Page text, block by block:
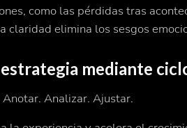
como las pérdidas tras
claridad elimina los sesgos
mediante
Analizar. Ajustar.